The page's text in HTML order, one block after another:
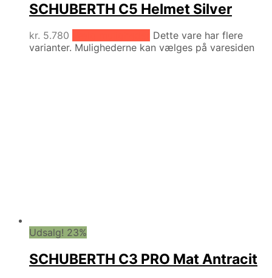
SCHUBERTH C5 Helmet Silver
kr. 5.780
Dette vare har flere
varianter. Mulighederne kan vælges på varesiden
Udsalg! 23%
SCHUBERTH C3 PRO Mat Antracit